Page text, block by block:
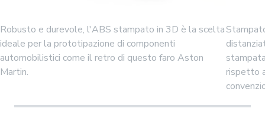
Robusto e durevole, l'ABS stampato in 3D è la scelta
ideale per la prototipazione di componenti
automobilistici come il retro di questo faro Aston
Martin.
rispetto